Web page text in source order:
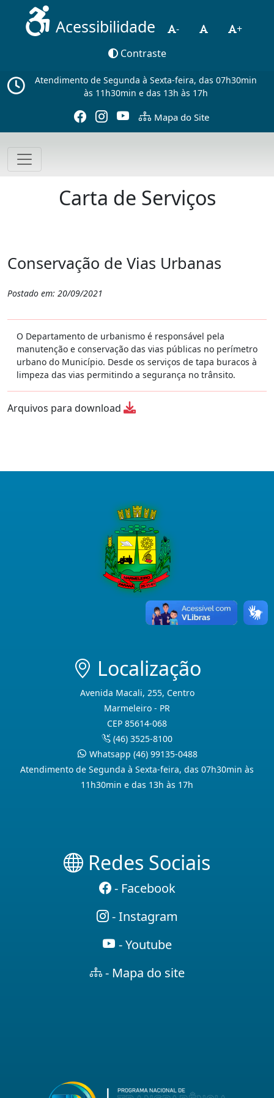
Acessibilidade -
+
Contraste
Atendimento de Segunda à Sexta-feira, das 07h30min
às 11h30min e das 13h às 17h
Mapa do Site
Carta de Serviços
Conservação de Vias Urbanas
Postado em: 20/09/2021
O Departamento de urbanismo é responsável pela
manutenção e conservação das vias públicas no perímetro
urbano do Município. Desde os serviços de tapa buracos à
limpeza das vias permitindo a segurança no trânsito.
Arquivos para download
Localização
Avenida Macali, 255, Centro
Marmeleiro - PR
CEP 85614-068
(46) 3525-8100
Whatsapp (46) 99135-0488
Atendimento de Segunda à Sexta-feira, das 07h30min às
11h30min e das 13h às 17h
Redes Sociais
- Facebook
- Instagram
- Youtube
- Mapa do site